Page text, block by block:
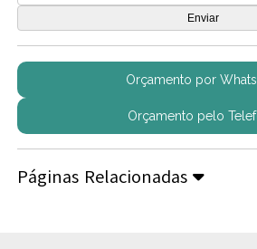
Orçamento por
Orçamento pelo
Páginas Relacionadas